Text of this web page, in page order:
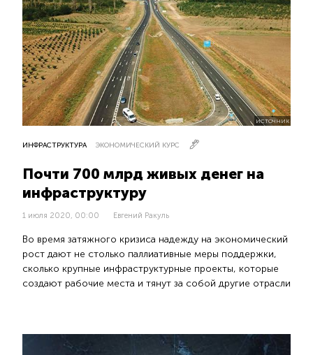
ИСТОЧНИК
ИНФРАСТРУКТУРА ЭКОНОМИЧЕСКИЙ КУРС
Почти 700 млрд живых денег на
инфраструктуру
1 июля 2020, 00:00 Евгений Ракуль
Во время затяжного кризиса надежду на экономический
рост дают не столько паллиативные меры поддержки,
сколько крупные инфраструктурные проекты, которые
создают рабочие места и тянут за собой другие отрасли